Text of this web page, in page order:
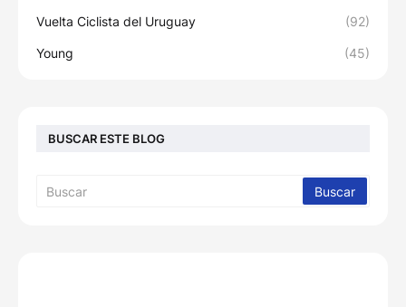
Vuelta Ciclista del Uruguay (92)
Young (45)
BUSCAR ESTE BLOG